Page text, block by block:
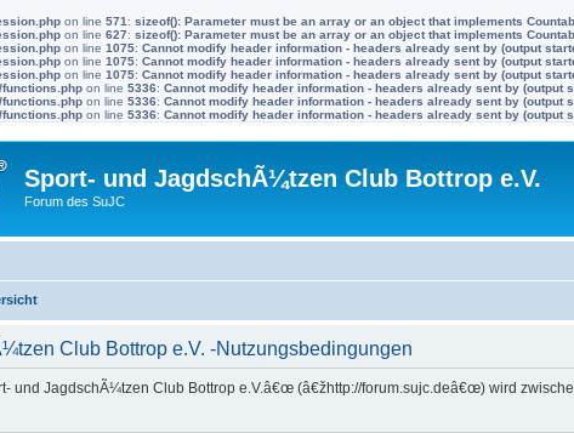
on line 571 : sizeof(): Parameter must be an array or an object that implements
on line 627: sizeof(): Parameter must be an array or an object that implements
on line 1075: Cannot modify header information - headers already sent by (output
on line 1075: Cannot modify header information - headers already sent by (output
on line 1075: Cannot modify header information - headers already sent by (output
functions.php on line 5336: Cannot modify header information - headers already sent by (output
functions.php on line 5336: Cannot modify header information - headers already sent by (output
functions.php on line 5336: Cannot modify header information - headers already sent by (output
Sport- und JagdschÃ¼tzen Club Bottrop e.V.
Forum des SuJC
Club Bottrop e.V. -Nutzungsbedingungen
und JagdschÃ¼tzen Club Bottrop e.V.â€œ (â€žhttp://forum.sujc.deâ€œ) wird